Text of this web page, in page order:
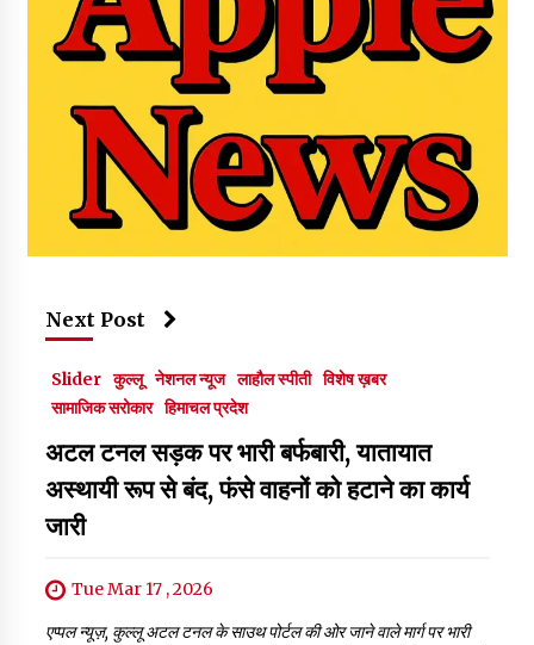
Next Post
Slider कुल्लू नेशनल न्यूज लाहौल स्पीती विशेष ख़बर
सामाजिक सरोकार हिमाचल प्रदेश
अटल टनल सड़क पर भारी बर्फबारी, यातायात
अस्थायी रूप से बंद, फंसे वाहनों को हटाने का कार्य
जारी
Tue Mar 17 , 2026
एप्पल न्यूज़, कुल्लू अटल टनल के साउथ पोर्टल की ओर जाने वाले मार्ग पर भारी